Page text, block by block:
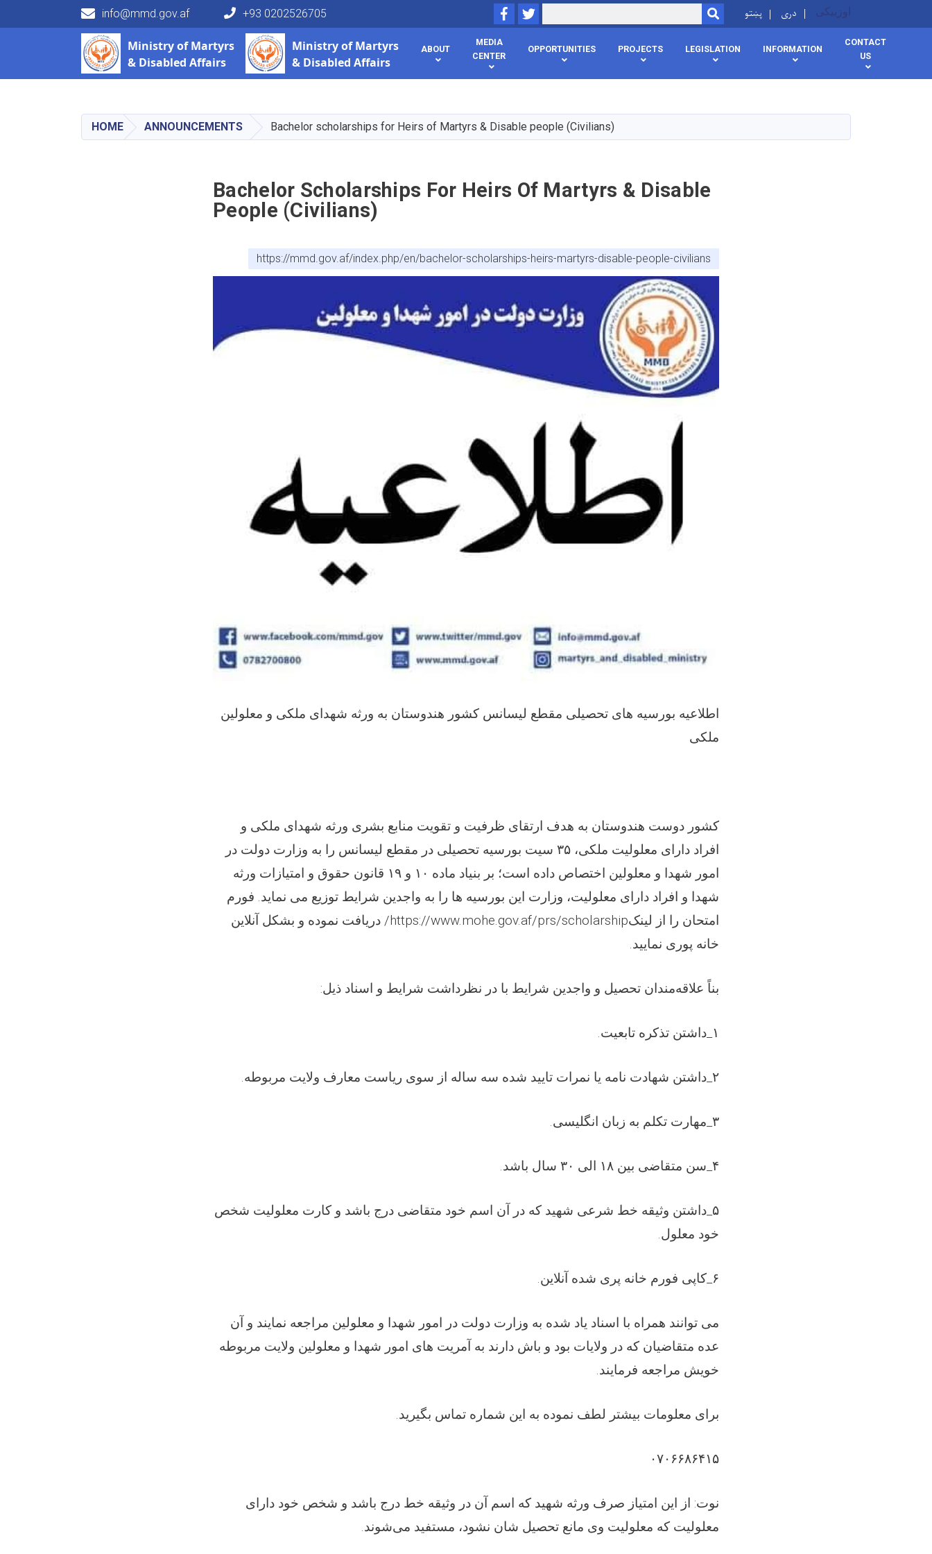
main
content
info@mmd.gov.af +93 0202526705 FacebookTwitter
Search SEARCH
پښتو دری اوزبیکی
Ministry ofMartyrs
& Disabled Affairs
Main navigation Ministry ofMartyrs
& Disabled Affairs
ABOUT
MEDIA
CENTER
OPPORTUNITIES PROJECTS LEGISLATION INFORMATION
CONTACT
US
HOME ANNOUNCEMENTS Bachelor scholarships for Heirs of Martyrs & Disable people (Civilians)
Bachelor Scholarships For Heirs Of Martyrs & Disable
People (Civilians)
https://mmd.gov.af/index.php/en/bachelor-scholarships-heirs-martyrs-disable-people-civilians
اطلاعیه بورسیه های تحصیلی مقطع لیسانس کشور هندوستان به ورثه شهدای ملکی و معلولین
ملکی
کشور دوست هندوستان به هدف ارتقای ظرفیت و تقویت منابع بشری ورثه شهدای ملکی و
افراد دارای معلولیت ملکی، ۳۵ سیت بورسیه تحصیلی در مقطع لیسانس را به وزارت دولت در
امور شهدا و معلولین اختصاص داده است؛ بر بنیاد ماده ۱۰ و ۱۹ قانون حقوق و امتیازات ورثه
شهدا و افراد دارای معلولیت، وزارت این بورسیه ها را به واجدین شرایط توزیع می نماید. فورم
امتحان را از لینکhttps://www.mohe.gov.af/prs/scholarship/
دریافت نموده و بشکل آنلاین
خانه پوری نمایید.
بناً علاقه‌مندان تحصیل و واجدین شرایط با در نظرداشت شرایط و اسناد ذیل:
۱ داشتن تذکره تابعیت.
۲ داشتن شهادت نامه یا نمرات تایید شده سه ساله از سوی ریاست معارف ولایت مربوطه.
۳ مهارت تکلم به زبان انگلیسی.
۴ سن متقاضی بین ۱۸ الی ۳۰ سال باشد.
۵ داشتن وثیقه خط شرعی شهید که در آن اسم خود متقاضی درج باشد و کارت معلولیت شخص
خود معلول.
۶ کاپی فورم خانه پری شده آنلاین.
می توانند همراه با اسناد یاد شده به وزارت دولت در امور شهدا و معلولین مراجعه نمایند و آن
عده متقاضیان که در ولایات بود و باش دارند به آمریت های امور شهدا و معلولین ولایت مربوطه
خویش مراجعه فرمایند.
برای معلومات بیشتر لطف نموده به این شماره تماس بگیرید.
۰۷۰۶۶۸۶۴۱۵
نوت: از این امتیاز صرف ورثه شهید که اسم آن در وثیقه خط درج باشد و شخص خود دارای
معلولیت که معلولیت وی مانع تحصیل شان نشود، مستفید می‌شوند.